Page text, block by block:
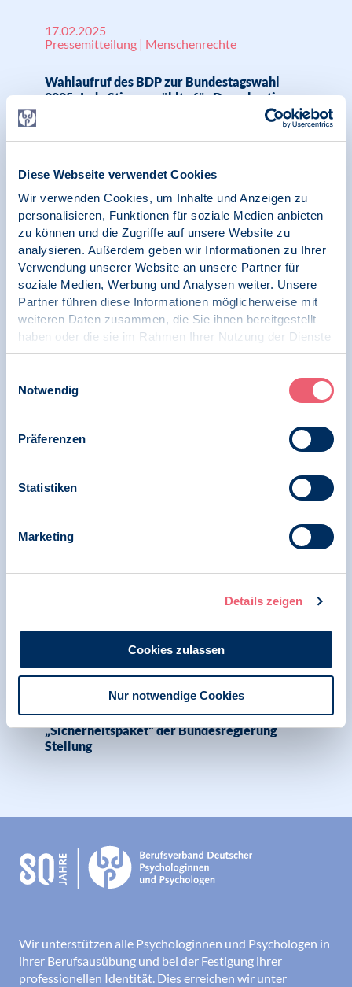
Diese Webseite verwendet Cookies
Wir verwenden Cookies, um Inhalte und Anzeigen zu
personalisieren, Funktionen für soziale Medien anbieten
zu können und die Zugriffe auf unsere Website zu
analysieren. Außerdem geben wir Informationen zu Ihrer
Verwendung unserer Website an unsere Partner für
soziale Medien, Werbung und Analysen weiter. Unsere
Partner führen diese Informationen möglicherweise mit
weiteren Daten zusammen, die Sie ihnen bereitgestellt
haben oder die sie im Rahmen Ihrer Nutzung der Dienste
gesammelt haben.
Notwendig
Präferenzen
Statistiken
Marketing
Details zeigen
Cookies zulassen
Nur notwendige Cookies
17.02.2025
Pressemitteilung | Menschenrechte
Wahlaufruf des BDP zur Bundestagswahl
2025: Jede Stimme zählt - für Demokratie,
12.02.2025
News | Menschenrechte
Raum für Demokratie
11.02.2025
News | Psychologie in Krisen | Menschenrechte
BDP unterstützt Aufruf des Netzwerks Hand
in Hand zur Teilnahme an Kundgebung in
28.11.2024
BDP zeichnet Verbändebrief zum
Netzwerk Kinderrechte nimmt in Offenem
Brief zum vorliegenden Gesetzesentwurf zum
„Sicherheitspaket“ der Bundesregierung
Stellung
Wir unterstützen alle Psychologinnen und Psychologen in
ihrer Berufsausübung und bei der Festigung ihrer
professionellen Identität. Dies erreichen wir unter